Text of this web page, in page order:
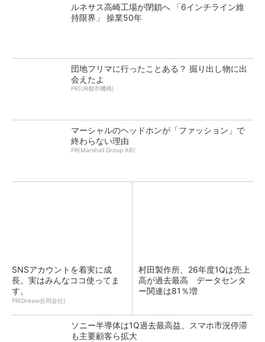
ルネサス高崎工場が閉鎖へ 「6インチライン維
持限界」 操業50年
団地フリマに行ったことある？ 掘り出し物に出
会えたよ
PR(UR都市機構)
マーシャルのヘッドホンが「ファッション」で
終わらない理由
PR(Marshall Group AB)
SNSアカウントを着実に成
長。実はみんなココ使ってま
す。
PR(Dreaw合同会社)
村田製作所、26年度1Qは売上
高が過去最高 データセンタ
ー関連は81％増
ソニー半導体は1Q過去最高益、スマホ市況停滞
も主要顧客ら拡大